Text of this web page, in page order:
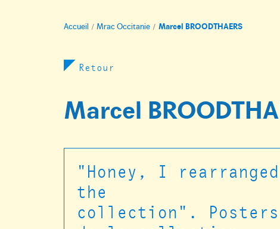
Accueil Mrac Occitanie Marcel BROODTHAERS
Retour
Marcel
"Honey, I rearranged
the
collection". Posters